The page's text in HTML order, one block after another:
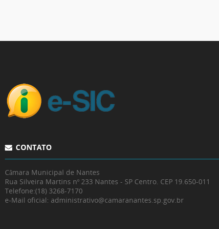
CONTATO
Câmara Municipal de Nantes
Rua Silveira Martins nº 233 Nantes - SP Centro. CEP 19.650-011
Telefone:(18) 3268-7170
e-Mail oficial: administrativo@camaranantes.sp.gov.br